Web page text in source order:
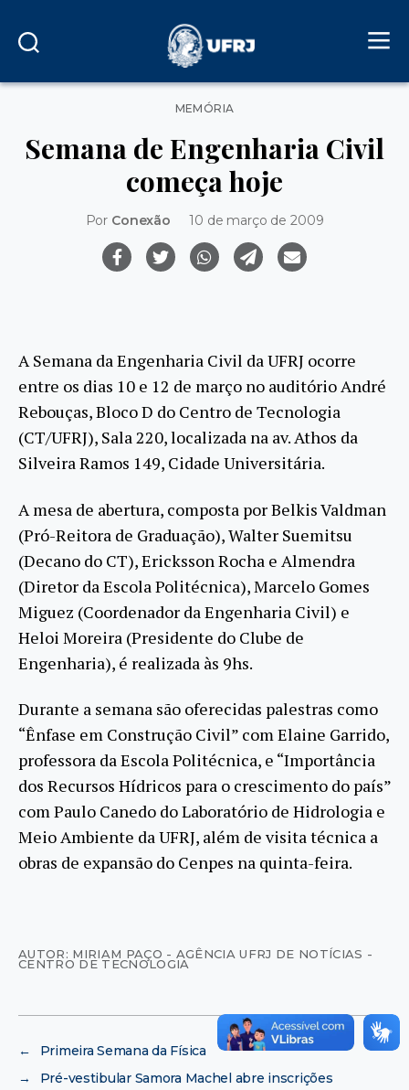
Categorias
MEMÓRIA
Semana de Engenharia Civil
começa hoje
Por Conexão 10 de março de 2009
A Semana da Engenharia Civil da UFRJ ocorre
entre os dias 10 e 12 de março no auditório André
Rebouças, Bloco D do Centro de Tecnologia
(CT/UFRJ), Sala 220, localizada na av. Athos da
Silveira Ramos 149, Cidade Universitária.
A mesa de abertura, composta por Belkis Valdman
(Pró-Reitora de Graduação), Walter Suemitsu
(Decano do CT), Ericksson Rocha e Almendra
(Diretor da Escola Politécnica), Marcelo Gomes
Miguez (Coordenador da Engenharia Civil) e
Heloi Moreira (Presidente do Clube de
Engenharia), é realizada às 9hs.
Durante a semana são oferecidas palestras como
“Ênfase em Construção Civil” com Elaine Garrido,
professora da Escola Politécnica, e “Importância
dos Recursos Hídricos para o crescimento do país”
com Paulo Canedo do Laboratório de Hidrologia e
Meio Ambiente da UFRJ, além de visita técnica a
obras de expansão do Cenpes na quinta-feira.
AUTOR: MIRIAM PAÇO - AGÊNCIA UFRJ DE NOTÍCIAS -
CENTRO DE TECNOLOGIA
←
Primeira Semana da Física
→
Pré-vestibular Samora Machel abre inscrições